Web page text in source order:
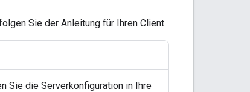
Sie der Anleitung für Ihren Client.
Sie die Serverkonfiguration in Ihre